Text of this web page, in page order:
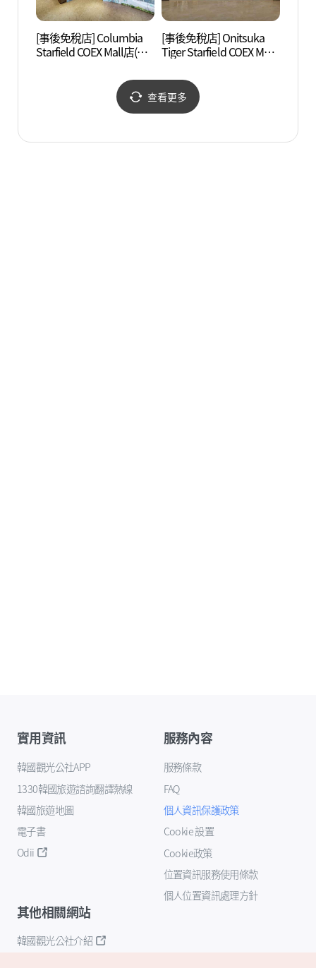
[事後免稅店] Columbia
Starfield COEX Mall店(컬
[事後免稅店] Onitsuka
Tiger Starfield COEX Mall
필드 코엑스몰점)
查看更多
實用資訊
韓國觀光公社APP
1330韓國旅遊諮詢翻譯熱線
韓國旅遊地圖
電子書
Odii
服務內容
服務條款
FAQ
個人資訊保護政策
Cookie 設置
Cookie政策
位置資訊服務使用條款
個人位置資訊處理方針
其他相關網站
韓國觀光公社介紹